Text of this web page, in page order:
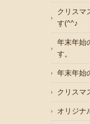
クリスマ
す(^^♪
年末年始
す。
年末年始
クリスマ
オリジナ